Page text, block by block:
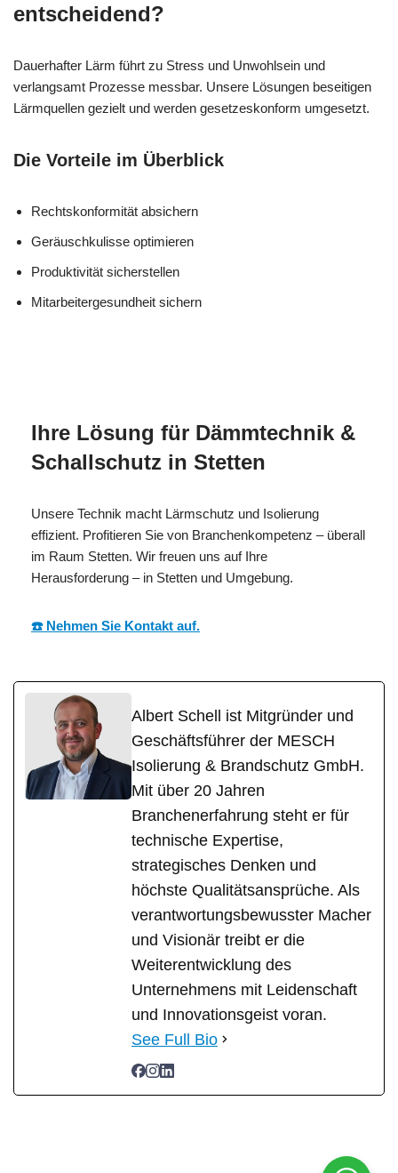
entscheidend?
Dauerhafter Lärm führt zu Stress und Unwohlsein und
verlangsamt Prozesse messbar. Unsere Lösungen beseitigen
Lärmquellen gezielt und werden gesetzeskonform umgesetzt.
Die Vorteile im Überblick
Rechtskonformität absichern
Geräuschkulisse optimieren
Produktivität sicherstellen
Mitarbeitergesundheit sichern
Ihre Lösung für Dämmtechnik &
Schallschutz in Stetten
Unsere Technik macht Lärmschutz und Isolierung
effizient. Profitieren Sie von Branchenkompetenz – überall
im Raum Stetten. Wir freuen uns auf Ihre
Herausforderung – in Stetten und Umgebung.
☎️ Nehmen Sie Kontakt auf.
Albert Schell ist Mitgründer und
Geschäftsführer der MESCH
Isolierung & Brandschutz GmbH.
Mit über 20 Jahren
Branchenerfahrung steht er für
technische Expertise,
strategisches Denken und
höchste Qualitätsansprüche. Als
verantwortungsbewusster Macher
und Visionär treibt er die
Weiterentwicklung des
Unternehmens mit Leidenschaft
und Innovationsgeist voran.
See Full Bio